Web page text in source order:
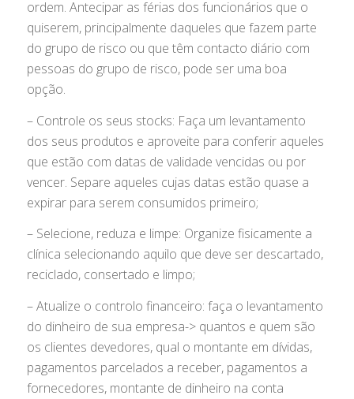
ordem. Antecipar as férias dos funcionários que o
quiserem, principalmente daqueles que fazem parte
do grupo de risco ou que têm contacto diário com
pessoas do grupo de risco, pode ser uma boa
opção.
– Controle os seus stocks: Faça um levantamento
dos seus produtos e aproveite para conferir aqueles
que estão com datas de validade vencidas ou por
vencer. Separe aqueles cujas datas estão quase a
expirar para serem consumidos primeiro;
– Selecione, reduza e limpe: Organize fisicamente a
clínica selecionando aquilo que deve ser descartado,
reciclado, consertado e limpo;
– Atualize o controlo financeiro: faça o levantamento
do dinheiro de sua empresa-> quantos e quem são
os clientes devedores, qual o montante em dívidas,
pagamentos parcelados a receber, pagamentos a
fornecedores, montante de dinheiro na conta